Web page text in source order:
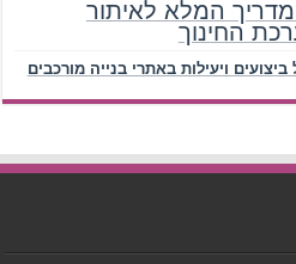
המלא לאיתור
החינוך